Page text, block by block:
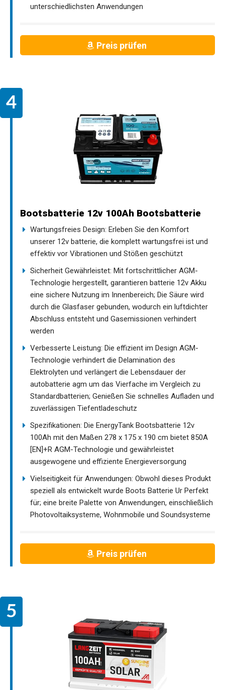
unterschiedlichsten Anwendungen
Preis prüfen
Bootsbatterie 12v 100Ah Bootsbatterie
Wartungsfreies Design: Erleben Sie den Komfort
unserer 12v batterie, die komplett wartungsfrei ist und
effektiv vor Vibrationen und Stößen geschützt
Sicherheit Gewährleistet: Mit fortschrittlicher AGM-
Technologie hergestellt, garantieren batterie 12v Akku
eine sichere Nutzung im Innenbereich; Die Säure wird
durch die Glasfaser gebunden, wodurch ein luftdichter
Abschluss entsteht und Gasemissionen verhindert
werden
Verbesserte Leistung: Die effizient im Design AGM-
Technologie verhindert die Delamination des
Elektrolyten und verlängert die Lebensdauer der
autobatterie agm um das Vierfache im Vergleich zu
Standardbatterien; Genießen Sie schnelles Aufladen und
zuverlässigen Tiefentladeschutz
Spezifikationen: Die EnergyTank Bootsbatterie 12v
100Ah mit den Maßen 278 x 175 x 190 cm bietet 850A
[EN]+R AGM-Technologie und gewährleistet
ausgewogene und effiziente Energieversorgung
Vielseitigkeit für Anwendungen: Obwohl dieses Produkt
speziell als entwickelt wurde Boots Batterie Ur Perfekt
für; eine breite Palette von Anwendungen, einschließlich
Photovoltaiksysteme, Wohnmobile und Soundsysteme
Preis prüfen